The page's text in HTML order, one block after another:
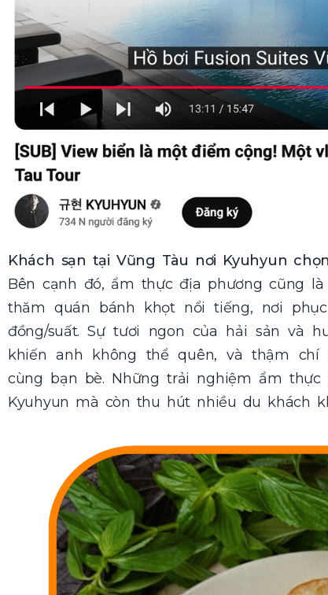
Khách sạn tại Vũng Tàu nơi Kyuhyun
Bên cạnh đó, ẩm thực địa phương cũng
thăm quán bánh khọt nổi tiếng, nơi
đồng/suất. Sự tươi ngon của hải sản và
khiến anh không thể quên, và thậm
cùng bạn bè. Những trải nghiệm ẩm
Kyuhyun mà còn thu hút nhiều du khách